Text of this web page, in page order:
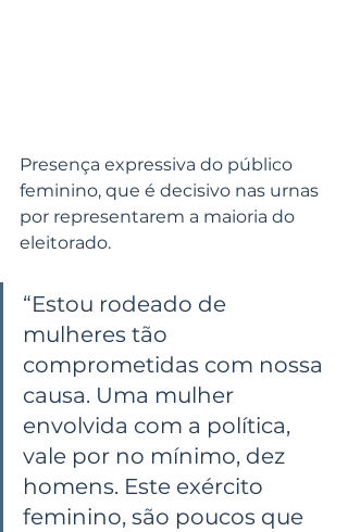
Presença expressiva do público
feminino, que é decisivo nas urnas
por representarem a maioria do
eleitorado.
“Estou rodeado de
mulheres tão
comprometidas com nossa
causa. Uma mulher
envolvida com a política,
vale por no mínimo, dez
homens. Este exército
feminino, são poucos que